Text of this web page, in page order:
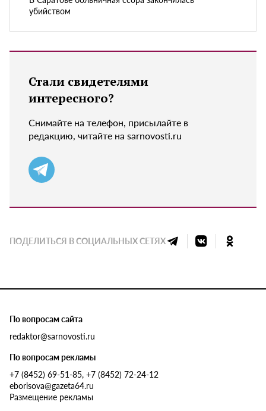
убийством
Стали свидетелями
интересного?
Снимайте на телефон, присылайте в
редакцию, читайте на sarnovosti.ru
ПОДЕЛИТЬСЯ В СОЦИАЛЬНЫХ СЕТЯХ
По вопросам сайта
redaktor@sarnovosti.ru
По вопросам рекламы
+7 (8452) 69-51-85, +7 (8452) 72-24-12
eborisova@gazeta64.ru
Размещение рекламы